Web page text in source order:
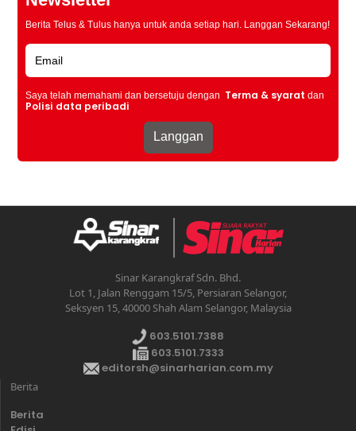
Berita Telus & Tulus hanya untuk anda setiap hari. Langgan Sekarang!
Saya telah memahami dan bersetuju dengan Terma & syarat dan
Polisi data peribadi
Sinar Karangkraf Sdn. Bhd.
Lot 1, Jalan Renggam 15/5, Persiaran Selangor,
Seksyen 15, 40000 Shah Alam Selangor, Malaysia
603.5101.7388
603.5101.7333
editorsh@sinarharian.com.my
Berita
Berita